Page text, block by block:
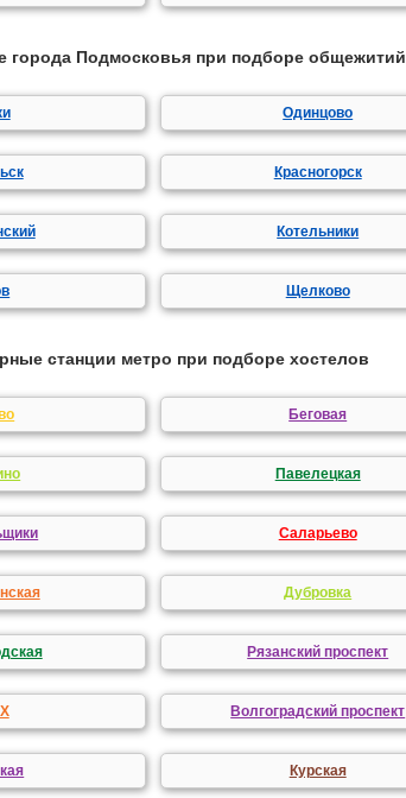
города Подмосковья при подборе общежитий
Одинцово
Красногорск
Котельники
Щелково
станции метро при подборе хостелов
Беговая
Павелецкая
Саларьево
Дубровка
Рязанский проспект
Волгоградский проспект
Курская